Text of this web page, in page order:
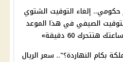
حكومي.. إلغاء التوقيت الشتوي
الصيفي في هذا الموعد
هتتحرك 60 دقيقة»
بكام النهاردة؟".. سعر الريال